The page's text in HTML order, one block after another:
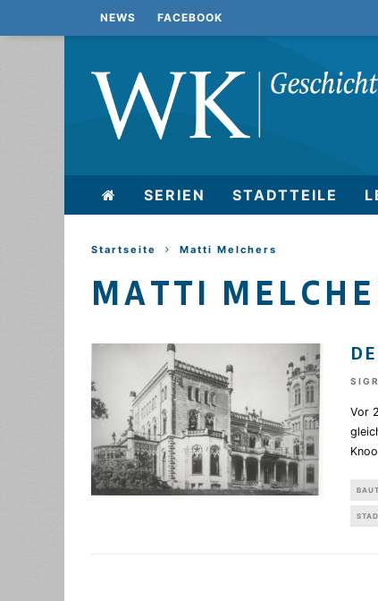
NEWS FACEBOOK
SERIEN STADTTEILE
Startseite Matti Melchers
MATTI
Vor